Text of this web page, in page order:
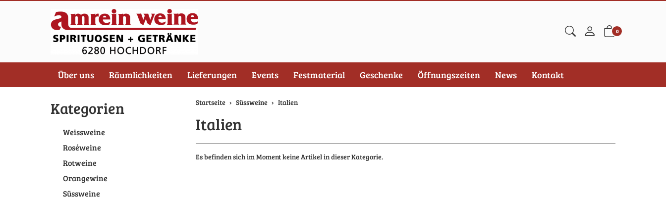
0
Über uns Räumlichkeiten Lieferungen Events Festmaterial Geschenke Öffnungszeiten News Kontakt
Startseite Süssweine Italien
Italien
Es befinden sich im Moment keine Artikel in dieser Kategorie.
Kategorien
Weissweine
Roséweine
Rotweine
Orangewine
Süssweine